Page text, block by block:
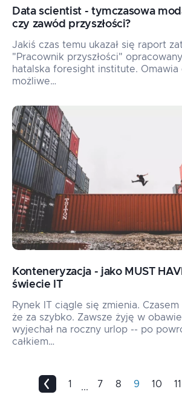
Data scientist - tymczasowa
czy zawód przyszłości?
Jakiś czas temu ukazał się raport
"Pracownik przyszłości"
hatalska foresight institute. Omawia
możliwe…
Konteneryzacja - jako MUST
świecie IT
Rynek IT ciągle się zmienia.
że za szybko. Zawsze żyję w
wyjechał na roczny urlop -- po
całkiem…
1 ... 7 8 9 10 11